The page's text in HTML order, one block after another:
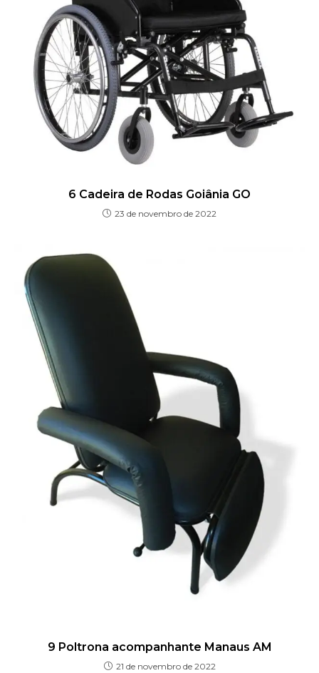
6 Cadeira de Rodas Goiânia GO
23 de novembro de 2022
9 Poltrona acompanhante Manaus AM
21 de novembro de 2022